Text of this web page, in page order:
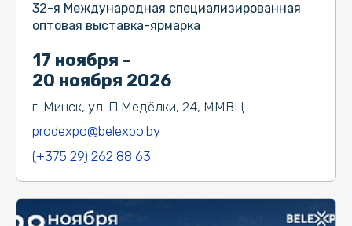
17 ноября -
20 ноября 2026
г. Минск, ул. П.Медёлки, 24, ММВЦ
prodexpo@belexpo.by
(+375 29) 262 88 63
32-я Международная специализированная
оптовая выставка-ярмарка